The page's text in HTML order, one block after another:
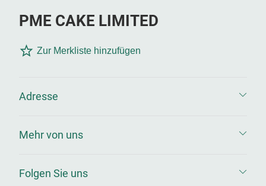
PME CAKE LIMITED
Zur Merkliste hinzufügen
Adresse
Mehr von uns
Folgen Sie uns